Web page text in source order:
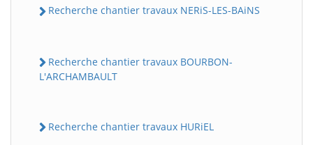
Recherche chantier travaux NERiS-LES-BAiNS
Recherche chantier travaux BOURBON-
L'ARCHAMBAULT
Recherche chantier travaux HURiEL